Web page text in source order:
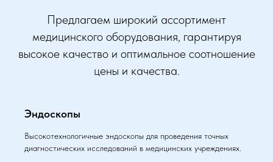
Предлагаем широкий ассортимент
медицинского оборудования, гарантируя
высокое качество и оптимальное соотношение
цены и качества.
Эндоскопы
Высокотехнологичные эндоскопы для проведения точных
диагностических исследований в медицинских учреждениях.